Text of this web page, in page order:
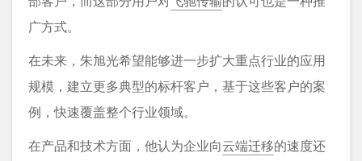
广方式。
在未来，朱旭光希望能够进一步扩大重点行业的应用
规模，建立更多典型的标杆客户，基于这些客户的案
例，快速覆盖整个行业领域。
在产品和技术方面，他认为企业向云端迁移的速度还